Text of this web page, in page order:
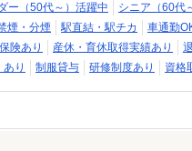
ー（50代～）活躍中 シニア（60代
煙・分煙 駅直結・駅チカ 車通勤
険あり 産休・育休取得実績あり
り
制服貸与 研修制度あり 資格